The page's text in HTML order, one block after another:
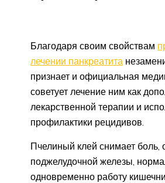
Благодаря своим свойствам
лечении панкреатита
признает и официальная
советует лечение ним как
лекарственной терапии и
профилактики рецидивов.
Пчелиный клей снимает боль,
поджелудочной железы,
одновременно работу